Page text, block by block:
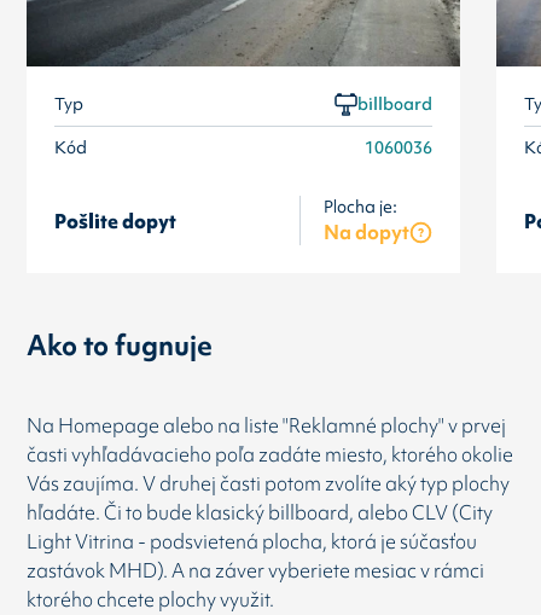
Typ
billboard
Kód
1060036
Pošlite dopyt
Plocha je:
Na dopyt
Ako to fugnuje
Na Homepage alebo na liste "Reklamné plochy" v prvej
časti vyhľadávacieho poľa zadáte miesto, ktorého okolie
Vás zaujíma. V druhej časti potom zvolíte aký typ plochy
hľadáte. Či to bude klasický billboard, alebo CLV (City
Light Vitrina - podsvietená plocha, ktorá je súčasťou
zastávok MHD). A na záver vyberiete mesiac v rámci
ktorého chcete plochy využit.